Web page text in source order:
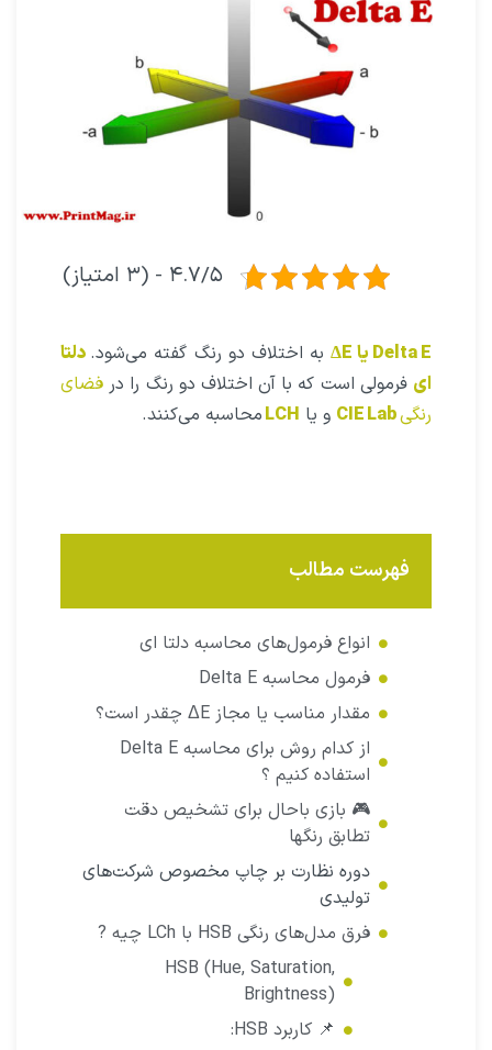
۴.۷/۵ - (۳ امتیاز)
Delta E یا ΔE به اختلاف دو رنگ گفته می‌شود. دلتا
ای فرمولی است که با آن اختلاف دو رنگ را در فضای
رنگی
و یا LCHمحاسبه می‌کنند.
فهرست مطالب
انواع فرمول‌های محاسبه دلتا ای
فرمول محاسبه Delta E​
مقدار مناسب یا مجاز ΔE چقدر است؟
از کدام روش برای محاسبه Delta E
استفاده کنیم ؟
🎮 بازی باحال برای تشخیص دقت
تطابق رنگها
دوره نظارت بر چاپ مخصوص شرکت‌های
تولیدی
فرق مدل‌های رنگی HSB با LCh چیه ?
HSB (Hue, Saturation,
Brightness)
📌 کاربرد HSB: